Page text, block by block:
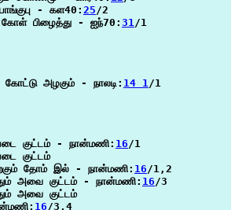
- கள40: 25/2
கோள் பிழைத்து - ஐந்70: 31/1
அழகும் - நாலடி: 14 1/1
குட்டம் - நான்மணி: 16/1
குட்டம்
தோம் இல் - நான்மணி:
16/1,2
அவை குட்டம் - நான்மணி: 16/3
அவை குட்டம்
16/3,4